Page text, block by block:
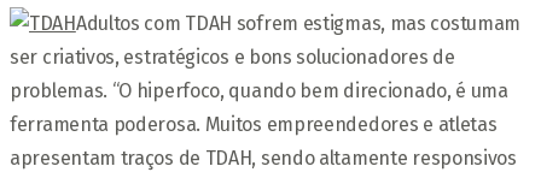
Adultos com TDAH sofrem estigmas, mas costumam
ser criativos, estratégicos e bons solucionadores de
problemas. “O hiperfoco, quando bem direcionado, é uma
ferramenta poderosa. Muitos empreendedores e atletas
apresentam traços de TDAH, sendo altamente responsivos